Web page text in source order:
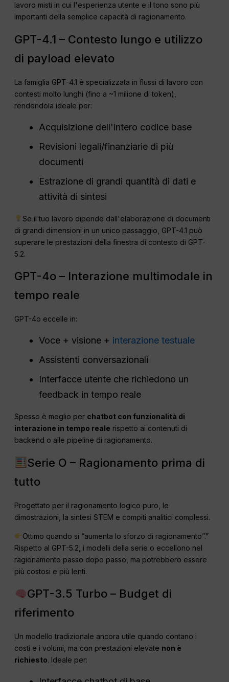
lavoro misti in cui l'esperienza utente e il tono sono più
importanti della semplice capacità di ragionamento.
GPT-4.1 – Contesto lungo e utilizzo
di payload elevato
La famiglia GPT-4.1 è specializzata in flussi di lavoro con
contesti molto lunghi (fino a ~1 milione di token),
rendendola ideale per:
Acquisizione dell'intero codice base
Revisioni legali/finanziarie di più
documenti
Estrazione di grandi quantità di dati e
attività di sintesi
Se il tuo lavoro dipende dall'elaborazione di documenti
di grandi dimensioni in un unico passaggio, GPT-4.1 può
superare le prestazioni della finestra di contesto di GPT-
5.2.
GPT-4o – Interazione multimodale in
tempo reale
GPT-4o eccelle in:
Voce + visione + interazione testuale
Assistenti conversazionali
Interfacce utente che richiedono un
feedback in tempo reale
Spesso è meglio per chatbot con funzionalità di
interazione in tempo reale rispetto ai contenuti di
backend o alle pipeline di ragionamento.
Serie O – Ragionamento prima di
tutto
Progettato per il ragionamento logico puro, le
dimostrazioni, la sintesi STEM e compiti analitici complessi.
Ottimo quando si “aumenta lo sforzo di ragionamento”.”
Rispetto al GPT-5.2, i modelli della serie o eccellono nel
ragionamento passo dopo passo, ma potrebbero essere
più costosi e più lenti.
GPT-3.5 Turbo – Budget di
riferimento
Un modello tradizionale ancora utile quando contano i
costi e i volumi, ma con prestazioni elevate non è
richiesto. Ideale per: